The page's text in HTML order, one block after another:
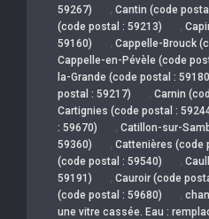
59267)
, Cantin (code
(code postal : 59213)
,
59160)
, Cappelle-Brouck
Cappelle-en-Pévèle (code
la-Grande (code postal :
postal : 59217)
, Carnin
Cartignies (code postal :
: 59670)
, Catillon-sur-
59360)
, Cattenières (code
(code postal : 59540)
,
59191)
, Cauroir (code
(code postal : 59680)
,
une vitre cassée. Eau :